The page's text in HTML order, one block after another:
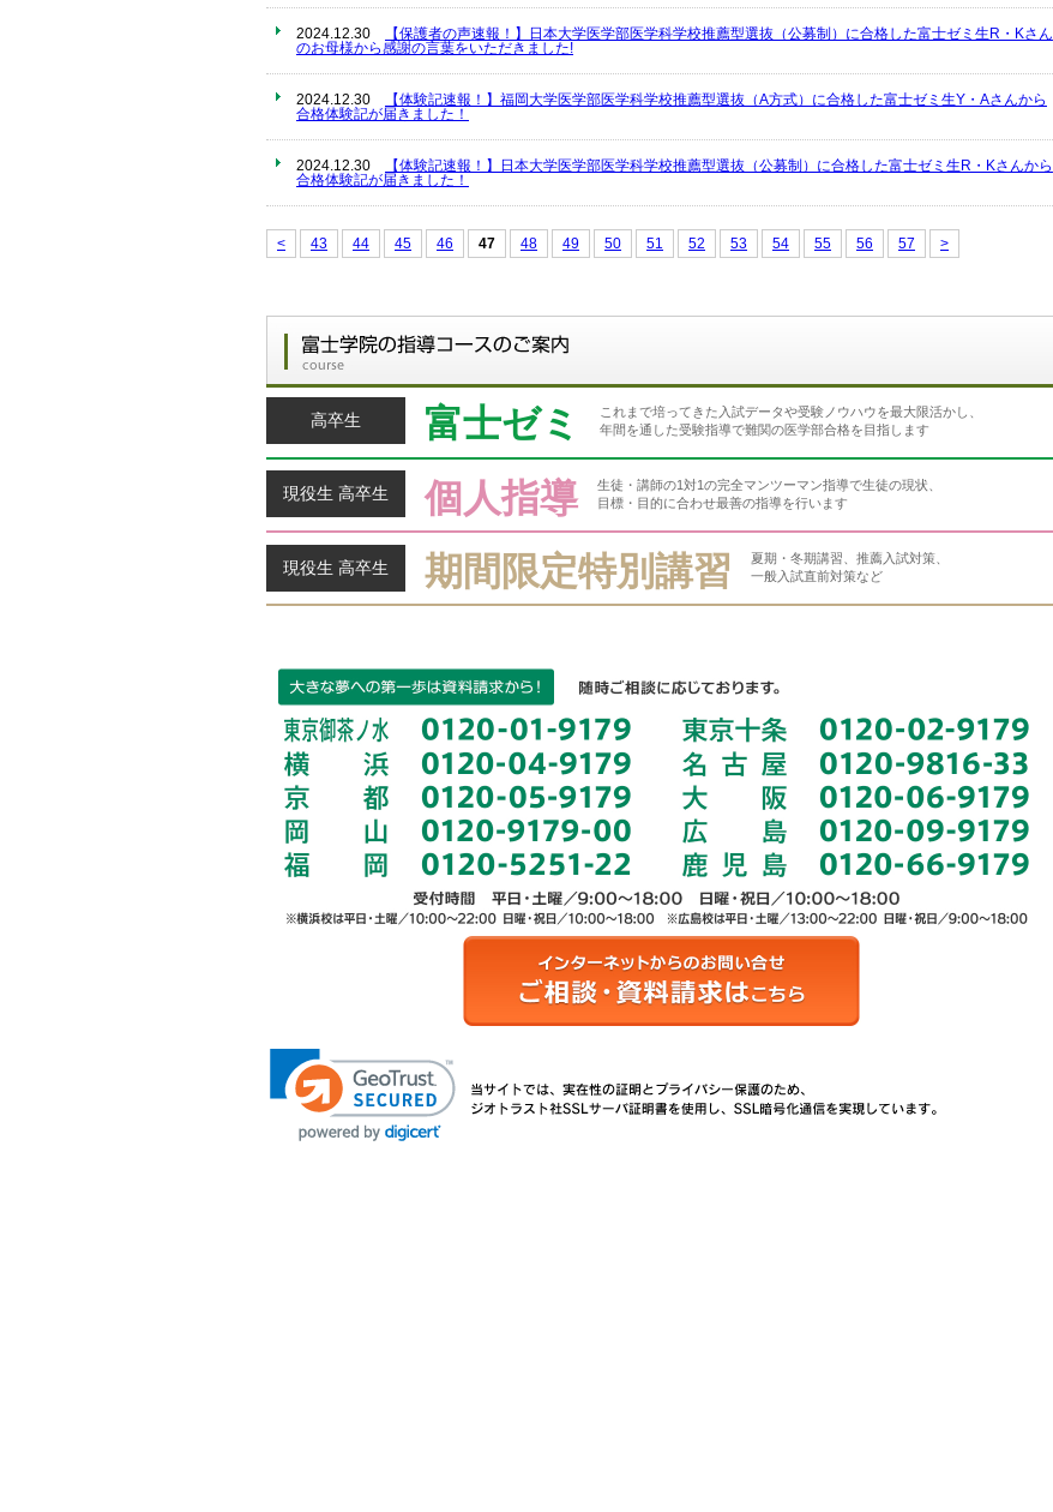
2024.12.30
【保護者の声速報！】日本大学医学部医学科学校推薦型選抜（公募制）に合格した富士ゼミ生R・Kさん
のお母様から感謝の言葉をいただきました!
2024.12.30
【体験記速報！】福岡大学医学部医学科学校推薦型選抜（A方式）に合格した富士ゼミ生Y・Aさんから
合格体験記が届きました！
2024.12.30
【体験記速報！】日本大学医学部医学科学校推薦型選抜（公募制）に合格した富士ゼミ生R・Kさんから
合格体験記が届きました！
< 43 44 45 46 47 48 49 50 51 52 53 54 55 56 57 >
高卒生 富士ゼミ
これまで培ってきた入試データや受験ノウハウを最大限活かし、
年間を通した受験指導で難関の医学部合格を目指します
現役生 高卒生 個人指導
生徒・講師の1対1の完全マンツーマン指導で生徒の現状、
目標・目的に合わせ最善の指導を行います
現役生 高卒生 期間限定特別講習
夏期・冬期講習、推薦入試対策、
一般入試直前対策など